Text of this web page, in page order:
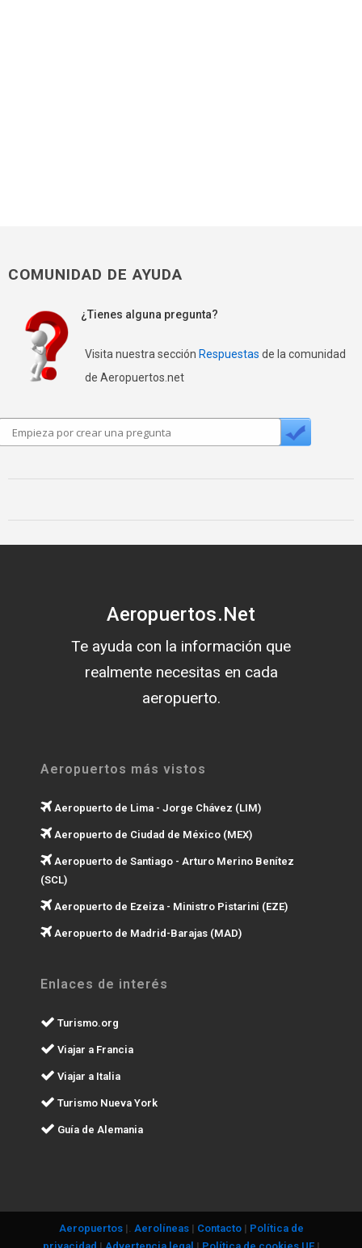
COMUNIDAD DE AYUDA
¿Tienes alguna pregunta?
Visita nuestra sección Respuestas de la comunidad
de Aeropuertos.net
Aeropuertos.Net
Te ayuda con la información que
realmente necesitas en cada
aeropuerto.
Aeropuertos más vistos
Aeropuerto de Lima - Jorge Chávez (LIM)
Aeropuerto de Ciudad de México (MEX)
Aeropuerto de Santiago - Arturo Merino Benítez
(SCL)
Aeropuerto de Ezeiza - Ministro Pistarini (EZE)
Aeropuerto de Madrid-Barajas (MAD)
Enlaces de interés
Turismo.org
Viajar a Francia
Viajar a Italia
Turismo Nueva York
Guía de Alemania
Aeropuertos|. Aerolíneas| Contacto| Política de